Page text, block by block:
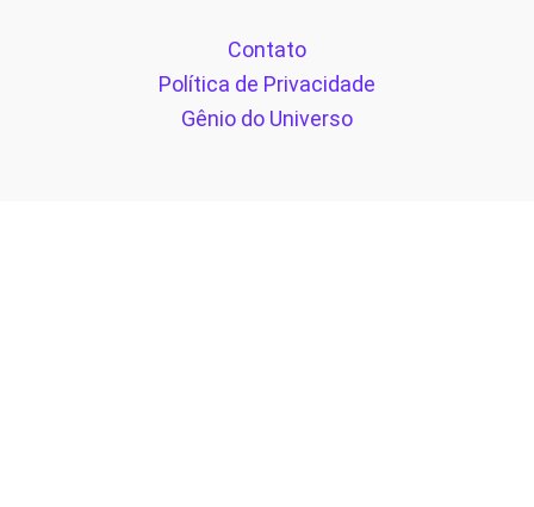
Contato
Política de Privacidade
Gênio do Universo